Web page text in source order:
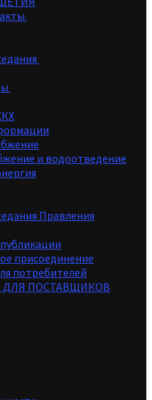
и водоотведение
Правления
присоединение
потребителей
ПОСТАВЩИКОВ